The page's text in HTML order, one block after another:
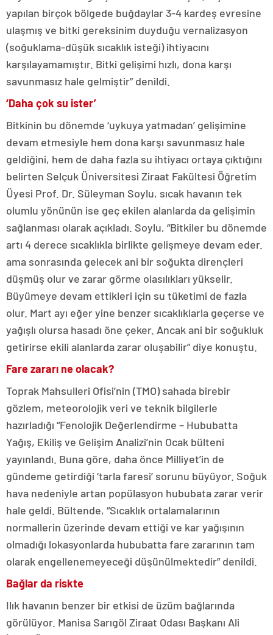
yapılan birçok bölgede buğdaylar 3-4 kardeş evresine
ulaşmış ve bitki gereksinim duyduğu vernalizasyon
(soğuklama-düşük sıcaklık isteği) ihtiyacını
karşılayamamıştır. Bitki gelişimi hızlı, dona karşı
savunmasız hale gelmiştir” denildi.
‘Daha çok su ister’
Bitkinin bu dönemde ‘uykuya yatmadan’ gelişimine
devam etmesiyle hem dona karşı savunmasız hale
geldiğini, hem de daha fazla su ihtiyacı ortaya çıktığını
belirten Selçuk Üniversitesi Ziraat Fakültesi Öğretim
Üyesi Prof. Dr. Süleyman Soylu, sıcak havanın tek
olumlu yönünün ise geç ekilen alanlarda da gelişimin
sağlanması olarak açıkladı. Soylu, “Bitkiler bu dönemde
artı 4 derece sıcaklıkla birlikte gelişmeye devam eder.
ama sonrasında gelecek ani bir soğukta dirençleri
düşmüş olur ve zarar görme olasılıkları yükselir.
Büyümeye devam ettikleri için su tüketimi de fazla
olur. Mart ayı eğer yine benzer sıcaklıklarla geçerse ve
yağışlı olursa hasadı öne çeker. Ancak ani bir soğukluk
getirirse ekili alanlarda zarar oluşabilir” diye konuştu.
Fare zararı ne olacak?
Toprak Mahsulleri Ofisi’nin (TMO) sahada birebir
gözlem, meteorolojik veri ve teknik bilgilerle
hazırladığı “Fenolojik Değerlendirme – Hububatta
Yağış, Ekiliş ve Gelişim Analizi’nin Ocak bülteni
yayınlandı. Buna göre, daha önce Milliyet’in de
gündeme getirdiği ‘tarla faresi’ sorunu büyüyor. Soğuk
hava nedeniyle artan popülasyon hububata zarar verir
hale geldi. Bültende, “Sıcaklık ortalamalarının
normallerin üzerinde devam ettiği ve kar yağışının
olmadığı lokasyonlarda hububatta fare zararının tam
olarak engellenemeyeceği düşünülmektedir” denildi.
Bağlar da riskte
Ilık havanın benzer bir etkisi de üzüm bağlarında
görülüyor. Manisa Sarıgöl Ziraat Odası Başkanı Ali